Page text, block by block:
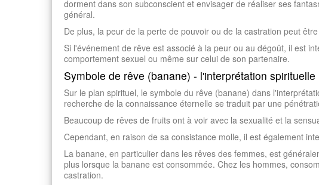
dorment dans son subconscient et envisager de réaliser ses
général.
De plus, la peur de la perte de pouvoir ou de la castration peut
Si l'événement de rêve est associé à la peur ou au dégoût, il est
comportement sexuel ou même sur celui de son partenaire.
Symbole de rêve (banane) - l'interprétation spirituelle
Sur le plan spirituel, le symbole du rêve (banane) dans
recherche de la connaissance éternelle se traduit par une
Beaucoup de rêves de fruits ont à voir avec la sexualité et la
Cependant, en raison de sa consistance molle, il est également
La banane, en particulier dans les rêves des femmes, est
plus lorsque la banane est consommée. Chez les hommes,
castration.